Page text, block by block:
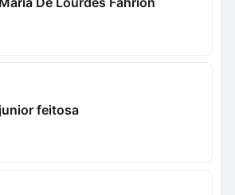
junior feitosa